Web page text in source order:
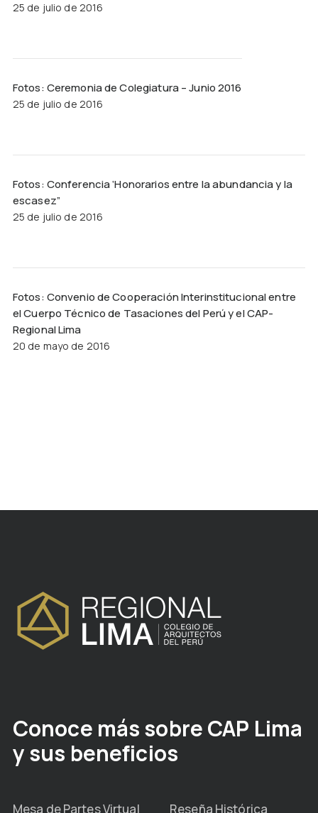
25 de julio de 2016
Fotos: Ceremonia de Colegiatura – Junio 2016
25 de julio de 2016
Fotos: Conferencia ‘Honorarios entre la abundancia y la
escasez”
25 de julio de 2016
Fotos: Convenio de Cooperación Interinstitucional entre
el Cuerpo Técnico de Tasaciones del Perú y el CAP-
Regional Lima
20 de mayo de 2016
Conoce más sobre CAP Lima
y sus beneficios
Mesa de Partes Virtual Reseña Histórica